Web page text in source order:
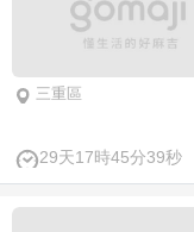
三重區
29天17時45分39秒